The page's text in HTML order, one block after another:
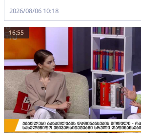
2026/08/06 10:18
16:55